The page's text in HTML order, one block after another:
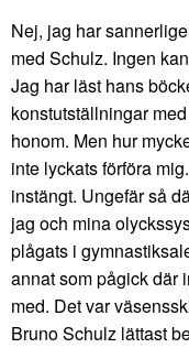
Nej, jag har
med Schulz. Ingen
Jag har läst hans
konstutställningar
honom. Men hur
inte lyckats förföra
instängt. Ungefär så
jag och mina
plågats i
annat som pågick där
med. Det var
Bruno Schulz lättast